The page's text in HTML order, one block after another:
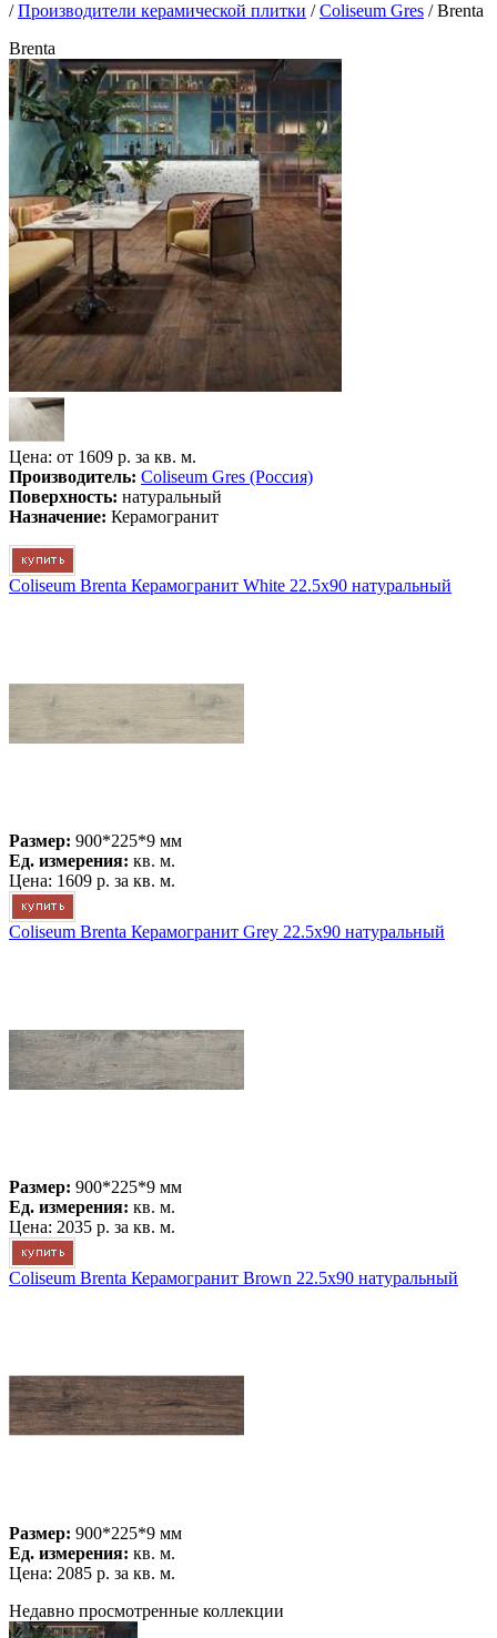
/Производители керамической плитки /Coliseum Gres / Brenta
Brenta
Цена: от 1609 р. за кв. м.
Производитель: Coliseum Gres (Россия)
Поверхность: натуральный
Назначение: Керамогранит
Coliseum Brenta Керамогранит White 22.5x90 натуральный
Размер: 900*225*9 мм
Ед. измерения: кв. м.
Цена: 1609 р. за кв. м.
Coliseum Brenta Керамогранит Grey 22.5x90 натуральный
Размер: 900*225*9 мм
Ед. измерения: кв. м.
Цена: 2035 р. за кв. м.
Coliseum Brenta Керамогранит Brown 22.5x90 натуральный
Размер: 900*225*9 мм
Ед. измерения: кв. м.
Цена: 2085 р. за кв. м.
Недавно просмотренные коллекции